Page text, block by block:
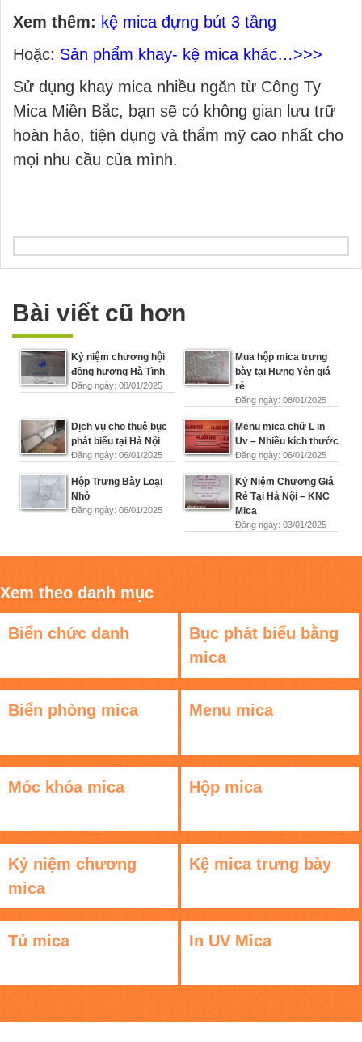
Xem thêm: kệ mica đựng bút 3 tầng
Hoặc: Sản phẩm khay- kệ mica khác…>>>
Sử dụng khay mica nhiều ngăn từ Công Ty
Mica Miền Bắc, bạn sẽ có không gian lưu trữ
hoàn hảo, tiện dụng và thẩm mỹ cao nhất cho
mọi nhu cầu của mình.
Bài viết cũ hơn
Kỷ niệm chương hội
đồng hương Hà Tĩnh
Đăng ngày: 08/01/2025
Mua hộp mica trưng
bày tại Hưng Yên giá
rẻ
Đăng ngày: 08/01/2025
Dịch vụ cho thuê bục
phát biểu tại Hà Nội
Đăng ngày: 06/01/2025
Menu mica chữ L in
Uv – Nhiều kích thước
Đăng ngày: 06/01/2025
Hộp Trưng Bày Loại
Nhỏ
Đăng ngày: 06/01/2025
Kỷ Niệm Chương Giá
Rẻ Tại Hà Nội – KNC
Mica
Đăng ngày: 03/01/2025
Xem theo danh mục
Biển chức danh
Bục phát biểu bằng
mica
Biển phòng mica Menu mica
Móc khóa mica Hộp mica
Kỷ niệm chương
mica
Kệ mica trưng bày
Tủ mica In UV Mica